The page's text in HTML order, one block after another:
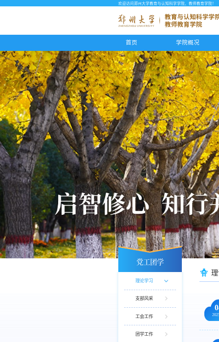
欢迎访问郑州大学教育与认知科学学院、教师教育学院！
首页 学院概况
党工团学
理论学习
支部风采
工会工作
团学工作